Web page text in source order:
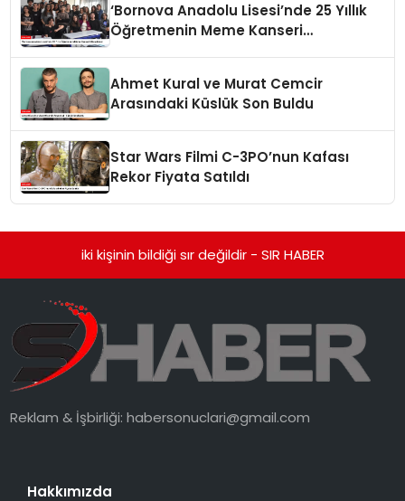
‘Bornova Anadolu Lisesi’nde 25 Yıllık
Öğretmenin Meme Kanseri
Ahmet Kural ve Murat Cemcir
Arasındaki Küslük Son Buldu
Star Wars Filmi C-3PO’nun Kafası
Rekor Fiyata Satıldı
iki kişinin bildiği sır değildir - SIR HABER
Reklam & İşbirliği:habersonuclari@gmail.com
Hakkımızda